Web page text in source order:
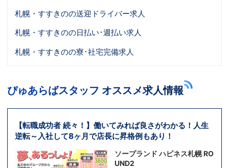
札幌・すすきのの送迎ドライバー求人
札幌・すすきのの日払い･週払い求人
札幌・すすきのの寮･社宅完備求人
ぴゅあらばスタッフ オススメ求人情報
【転職成功者 続々！】働いてみれば良さがわかる！人生
逆転～入社して8ヶ月で店長に昇格例もあり！
ソープランド ハピネス札幌 RO
UND2